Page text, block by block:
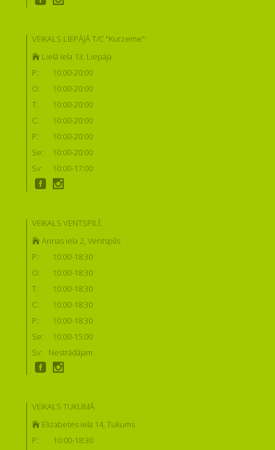
VEIKALS LIEPĀJĀ T/C "Kurzeme":
Lielā iela 13, Liepāja
P:
10:00-20:00
O:
10:00-20:00
T:
10:00-20:00
C:
10:00-20:00
P:
10:00-20:00
Se:
10:00-20:00
Sv:
10:00-17:00
VEIKALS VENTSPILĪ:
Annas iela 2, Ventspils
P:
10:00-18:30
O:
10:00-18:30
T:
10:00-18:30
C:
10:00-18:30
P:
10:00-18:30
Se:
10:00-15:00
Sv:
Nestrādājam
VEIKALS TUKUMĀ
Elizabetes iela 14, Tukums
P:
10:00-18:30